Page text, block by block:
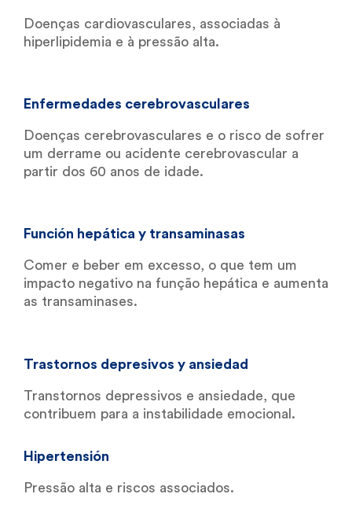
Doenças cardiovasculares, associadas à
hiperlipidemia e à pressão alta.
Enfermedades cerebrovasculares
Doenças cerebrovasculares e o risco de sofrer
um derrame ou acidente cerebrovascular a
partir dos 60 anos de idade.
Función hepática y transaminasas
Comer e beber em excesso, o que tem um
impacto negativo na função hepática e aumenta
as transaminases.
Trastornos depresivos y ansiedad
Transtornos depressivos e ansiedade, que
contribuem para a instabilidade emocional.
Hipertensión
Pressão alta e riscos associados.